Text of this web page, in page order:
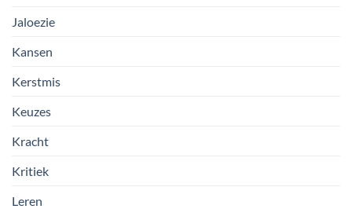
Jaloezie
Kansen
Kerstmis
Keuzes
Kracht
Kritiek
Leren